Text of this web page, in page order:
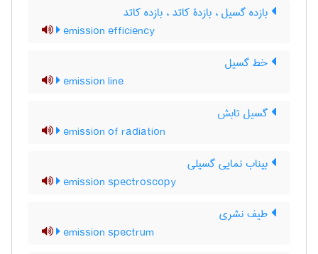
بازده گسیل ، بازدۀ کاتد ، بازده کاتد
emission efficiency
خط گسیل
emission line
گسیل تابش
emission of radiation
بیناب نمایی گسیلی
emission spectroscopy
طیف نشری
emission spectrum